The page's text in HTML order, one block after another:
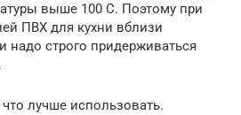
выше 100 С. Поэтому при
ПВХ для кухни вблизи
надо строго придерживаться
лучше использовать.